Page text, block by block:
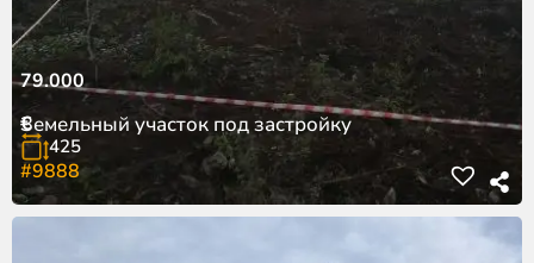
79.000
€
Земельный участок под застройку
425
#9888